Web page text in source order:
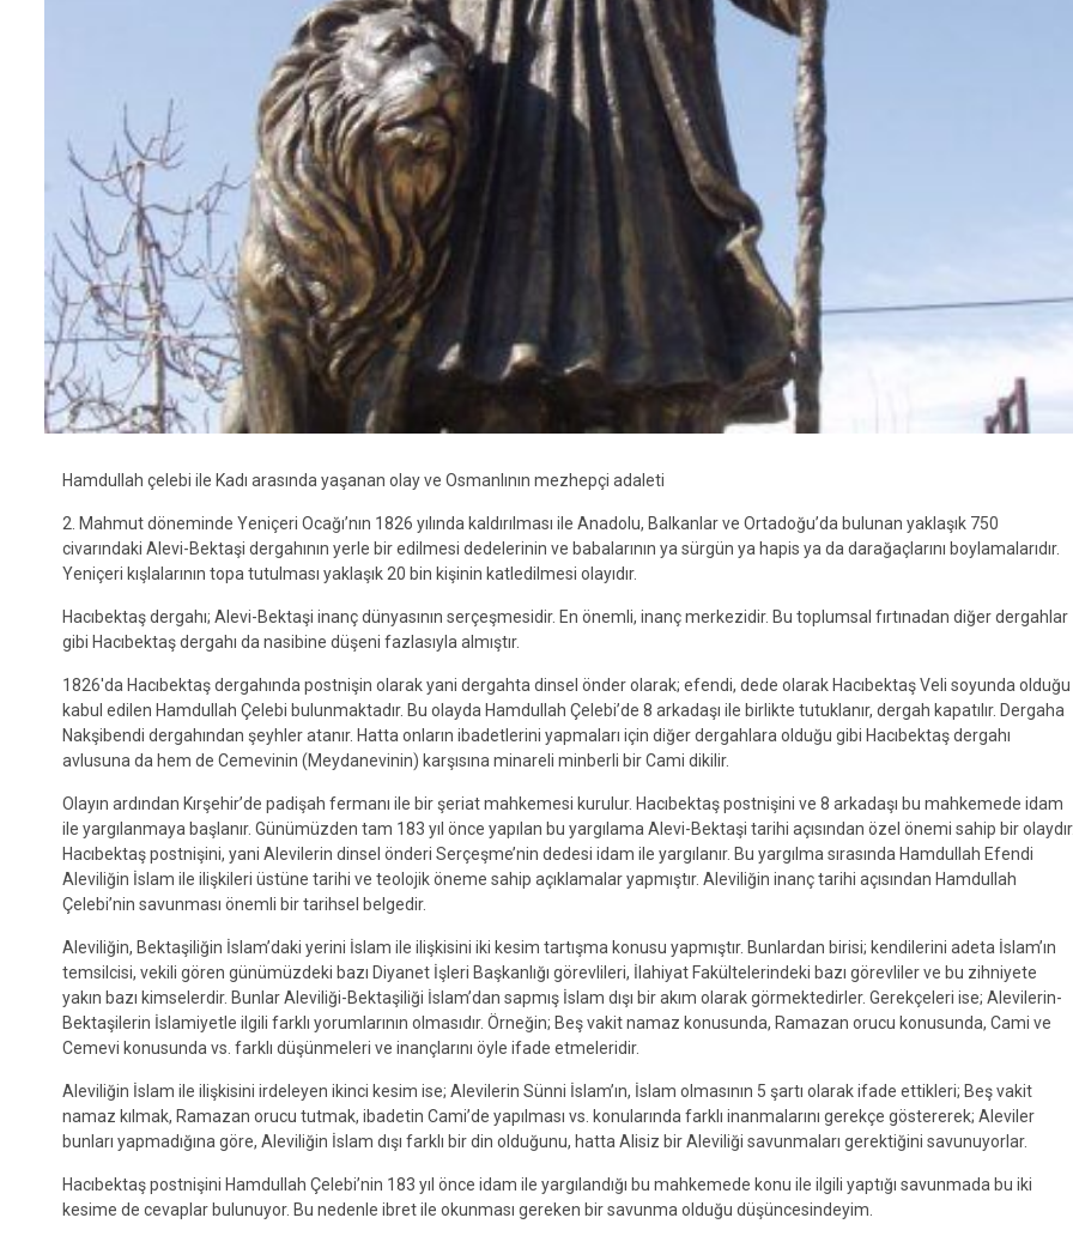
Hamdullah çelebi ile Kadı arasında yaşanan olay ve Osmanlının mezhepçi adaleti
2. Mahmut döneminde Yeniçeri Ocağı’nın 1826 yılında kaldırılması ile Anadolu, Balkanlar ve Ortadoğu’da bulunan yaklaşık 750
civarındaki Alevi-Bektaşi dergahının yerle bir edilmesi dedelerinin ve babalarının ya sürgün ya hapis ya da darağaçlarını boylamalarıdır.
Yeniçeri kışlalarının topa tutulması yaklaşık 20 bin kişinin katledilmesi olayıdır.
Hacıbektaş dergahı; Alevi-Bektaşi inanç dünyasının serçeşmesidir. En önemli, inanç merkezidir. Bu toplumsal fırtınadan diğer dergahlar
gibi Hacıbektaş dergahı da nasibine düşeni fazlasıyla almıştır.
1826′da Hacıbektaş dergahında postnişin olarak yani dergahta dinsel önder olarak; efendi, dede olarak Hacıbektaş Veli soyunda olduğu
kabul edilen Hamdullah Çelebi bulunmaktadır. Bu olayda Hamdullah Çelebi’de 8 arkadaşı ile birlikte tutuklanır, dergah kapatılır. Dergaha
Nakşibendi dergahından şeyhler atanır. Hatta onların ibadetlerini yapmaları için diğer dergahlara olduğu gibi Hacıbektaş dergahı
avlusuna da hem de Cemevinin (Meydanevinin) karşısına minareli minberli bir Cami dikilir.
Olayın ardından Kırşehir’de padişah fermanı ile bir şeriat mahkemesi kurulur. Hacıbektaş postnişini ve 8 arkadaşı bu mahkemede idam
ile yargılanmaya başlanır. Günümüzden tam 183 yıl önce yapılan bu yargılama Alevi-Bektaşi tarihi açısından özel önemi sahip bir
Hacıbektaş postnişini, yani Alevilerin dinsel önderi Serçeşme’nin dedesi idam ile yargılanır. Bu yargılma sırasında Hamdullah Efendi
Aleviliğin İslam ile ilişkileri üstüne tarihi ve teolojik öneme sahip açıklamalar yapmıştır. Aleviliğin inanç tarihi açısından Hamdullah
Çelebi’nin savunması önemli bir tarihsel belgedir.
Aleviliğin, Bektaşiliğin İslam’daki yerini İslam ile ilişkisini iki kesim tartışma konusu yapmıştır. Bunlardan birisi; kendilerini adeta İslam’ın
temsilcisi, vekili gören günümüzdeki bazı Diyanet İşleri Başkanlığı görevlileri, İlahiyat Fakültelerindeki bazı görevliler ve bu zihniyete
yakın bazı kimselerdir. Bunlar Aleviliği-Bektaşiliği İslam’dan sapmış İslam dışı bir akım olarak görmektedirler. Gerekçeleri ise; Alevilerin-
Bektaşilerin İslamiyetle ilgili farklı yorumlarının olmasıdır. Örneğin; Beş vakit namaz konusunda, Ramazan orucu konusunda, Cami ve
Cemevi konusunda vs. farklı düşünmeleri ve inançlarını öyle ifade etmeleridir.
Aleviliğin İslam ile ilişkisini irdeleyen ikinci kesim ise; Alevilerin Sünni İslam’ın, İslam olmasının 5 şartı olarak ifade ettikleri; Beş vakit
namaz kılmak, Ramazan orucu tutmak, ibadetin Cami’de yapılması vs. konularında farklı inanmalarını gerekçe göstererek; Aleviler
bunları yapmadığına göre, Aleviliğin İslam dışı farklı bir din olduğunu, hatta Alisiz bir Aleviliği savunmaları gerektiğini savunuyorlar.
Hacıbektaş postnişini Hamdullah Çelebi’nin 183 yıl önce idam ile yargılandığı bu mahkemede konu ile ilgili yaptığı savunmada bu iki
kesime de cevaplar bulunuyor. Bu nedenle ibret ile okunması gereken bir savunma olduğu düşüncesindeyim.